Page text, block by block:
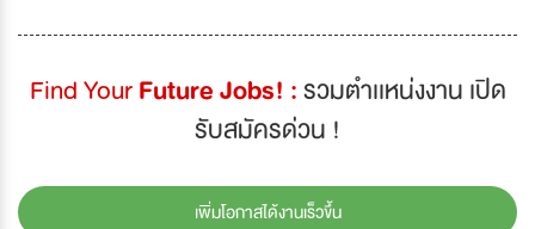
Find YourFuture Jobs! :รวมตำเเหน่งงาน เปิด
รับสมัครด่วน !
เพิ่มโอกาสได้งานเร็วขึ้น